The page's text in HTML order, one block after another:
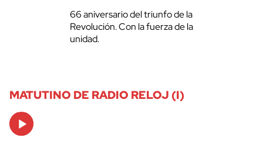
66 aniversario del triunfo de la
Revolución. Con la fuerza de la
unidad.
MATUTINO DE RADIO RELOJ (I)
Audio
Player